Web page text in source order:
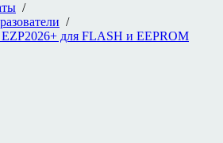
/
/
для FLASH и EEPROM